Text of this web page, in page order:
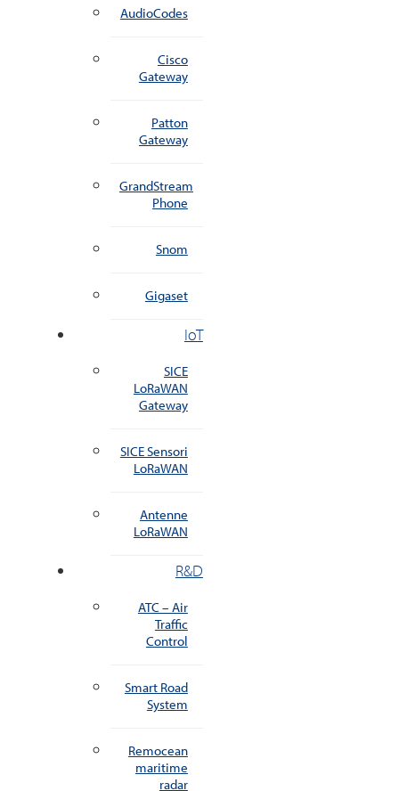
AudioCodes
Cisco
Gateway
Patton
Gateway
GrandStream
Phone
Snom
Gigaset
IoT
SICE
LoRaWAN
Gateway
SICE Sensori
LoRaWAN
Antenne
LoRaWAN
R&D
ATC – Air
Traffic
Control
Smart Road
System
Remocean
maritime
radar